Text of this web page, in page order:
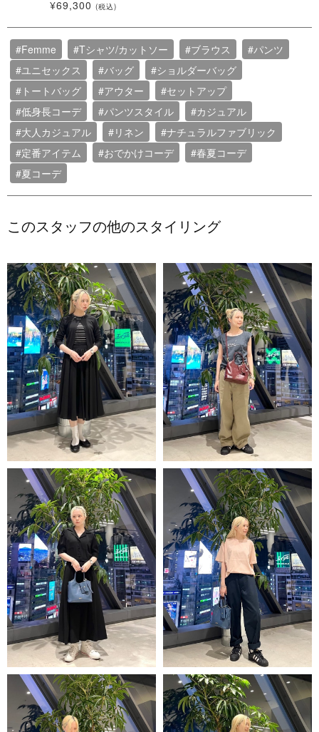
¥69,300 (税込)
#Femme #Tシャツ/カットソー #ブラウス
#パンツ
#ユニセックス
#バッグ
#ショルダーバッグ
#トートバッグ
#アウター
#セットアップ
#低身長コーデ
#パンツスタイル
#カジュアル
#大人カジュアル
#リネン
#ナチュラルファブリック
#定番アイテム
#おでかけコーデ
#春夏コーデ
#夏コーデ
このスタッフの他のスタイリング